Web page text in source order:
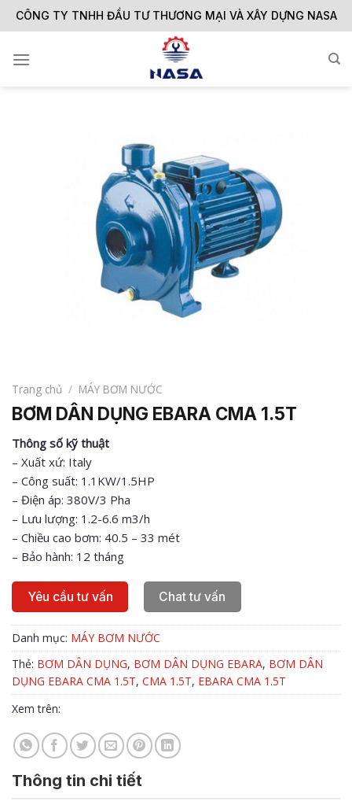
Skip
to
CÔNG TY TNHH ĐẦU TƯ THƯƠNG MẠI VÀ XÂY DỰNG NASA
Trang chủ / MÁY BƠM NƯỚC
BƠM DÂN DỤNG EBARA CMA 1.5T
Thông số kỹ thuật
– Xuất xứ: Italy
– Công suất: 1.1KW/1.5HP
– Điện áp: 380V/3 Pha
– Lưu lượng: 1.2-6.6 m3/h
– Chiều cao bơm: 40.5 – 33 mét
– Bảo hành: 12 tháng
Yêu cầu tư vấn Chat tư vấn
Danh mục: MÁY BƠM NƯỚC
Thẻ: BƠM DÂN DỤNG, BƠM DÂN DỤNG EBARA, BƠM DÂN
DỤNG EBARA CMA 1.5T, CMA 1.5T, EBARA CMA 1.5T
Xem trên:
Thông tin chi tiết